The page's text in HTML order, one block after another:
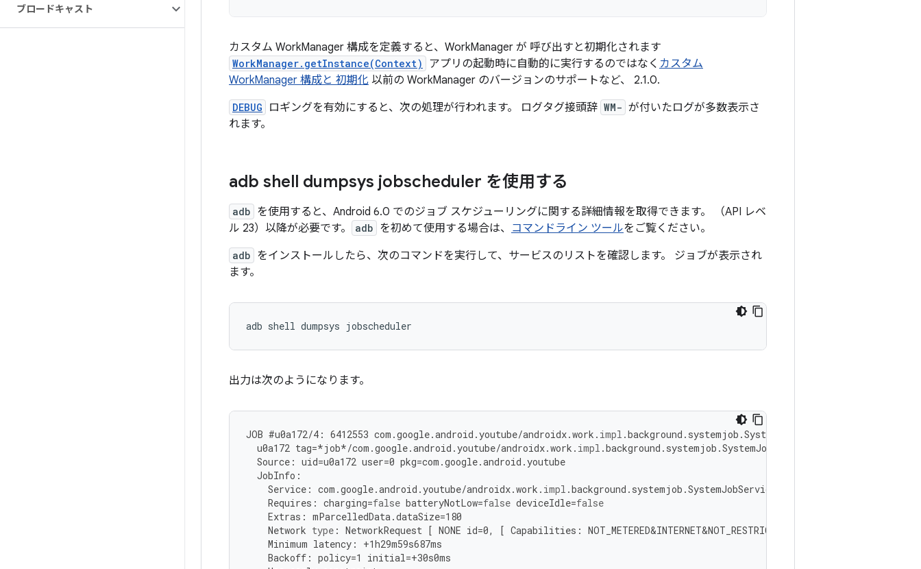
ブロードキャスト
カスタム WorkManager 構成を定義すると、WorkManager が 呼び出すと初期化されます
WorkManager.getInstance(Context) アプリの起動時に自動的に実行するのではなく カスタム
WorkManager 構成と 初期化 以前の WorkManager のバージョンのサポートなど、 2.1.0.
DEBUG ロギングを有効にすると、次の処理が行われます。 ログタグ接頭辞 WM- が付いたログが多数表示さ
れます。
adb shell dumpsys jobscheduler を使用する
adb を使用すると、Android 6.0 でのジョブ スケジューリングに関する詳細情報を取得できます。 （API レベ
ル 23）以降が必要です。
adb を初めて使用する場合は、 コマンドライン ツールをご覧ください。
adb をインストールしたら、次のコマンドを実行して、サービスのリストを確認します。 ジョブが表示され
ます。
adb shell dumpsys
出力は次のようになります。
JOB #u0a172/4 : 6412553 com .google.android .youtube/androidx.work . impl .background . systemjob .SystemJobService
u0a172 tag=*job*/com .google.android .youtube/androidx.work . impl .background . systemjob .SystemJobService
Source : uid=u0a172 user=0 pkg=com .google.android .youtube
JobInfo :
Service : com .google.android .youtube/androidx.work . impl .background . systemjob .SystemJobService
Requires : charging=false batteryNotLow=false deviceIdle=false
Extras : mParcelledData.dataSize=180
Network type : NetworkRequest [ NONE id=0, [ Capabilities : NOT_METERED&INTERNET&NOT_RESTRICTED&TRUSTED&VALIDATED
Minimum latency : +1h29m59s687ms
Backoff : policy=1 initial=+30s0ms